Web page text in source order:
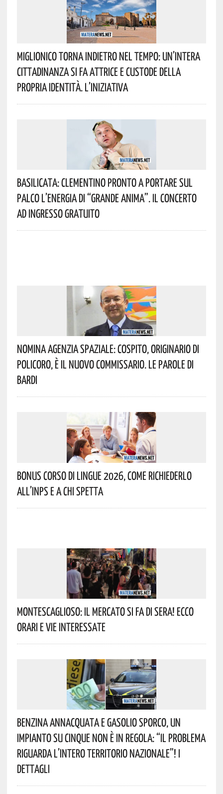
Miglionico Torna Indietro Nel Tempo: Un’intera
Cittadinanza Si Fa Attrice E Custode Della
Propria Identità. L’iniziativa
Basilicata: Clementino Pronto A Portare Sul
Palco L’energia Di “Grande Anima”. Il Concerto
Ad Ingresso Gratuito
Nomina Agenzia Spaziale: Cospito, Originario Di
Policoro, È Il Nuovo Commissario. Le Parole Di
Bardi
Bonus Corso Di Lingue 2026, Come Richiederlo
All’INPS E A Chi Spetta
Montescaglioso: Il Mercato Si Fa Di Sera! Ecco
Orari E Vie Interessate
Benzina Annacquata E Gasolio Sporco, Un
Impianto Su Cinque Non È In Regola: “il Problema
Riguarda L’intero Territorio Nazionale”! I
Dettagli